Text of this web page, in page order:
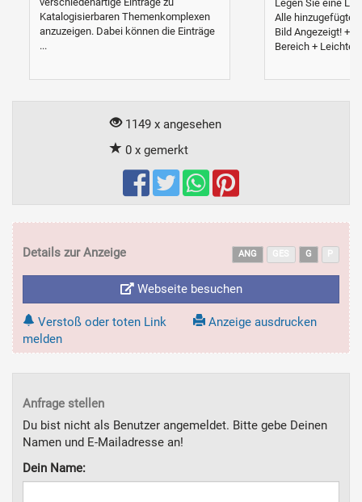
Katalogisierbaren Themenkomplexen
anzuzeigen. Dabei können die Einträge
...
Legen Sie eine
Alle
Bild Angezeigt! +
Bereich + Leichte
1149 x angesehen
0 x gemerkt
Details zur Anzeige ANG G
Webseite besuchen
Verstoß oder toten Link
melden
Anzeige ausdrucken
Anfrage stellen
Du bist nicht als Benutzer angemeldet. Bitte gebe Deinen
Namen und E-Mailadresse an!
Dein Name: